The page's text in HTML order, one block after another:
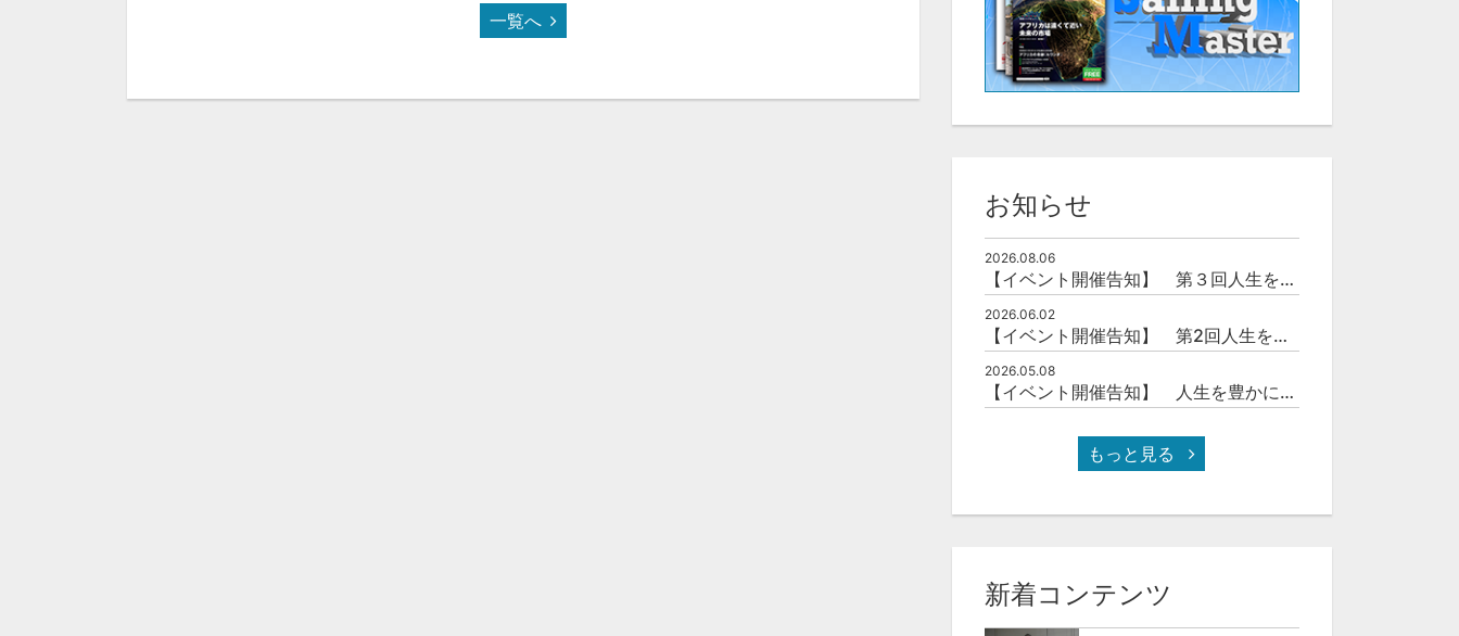
一覧へ
お知らせ
2026.08.06
【イベント開催告知】 第３回人生を豊かにする「本の力」を学ぶ会
2026.06.02
【イベント開催告知】 第2回人生を豊かにする「本の力」を学ぶ会
2026.05.08
【イベント開催告知】 人生を豊かにする「本の力」を学ぶ会
もっと見る
新着コンテンツ